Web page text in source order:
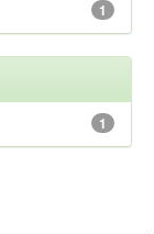
1
1